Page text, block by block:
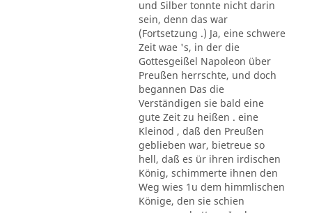
und Silber tonnte nicht darin
sein, denn das war
(Fortsetzung .) Ja, eine schwere
Zeit wae 's, in der die
Gottesgeißel Napoleon über
Preußen herrschte, und doch
begannen Das die
Verständigen sie bald eine
gute Zeit zu heißen . eine
Kleinod , daß den Preußen
geblieben war, bietreue so
hell, daß es ür ihren irdischen
König, schimmerte ihnen den
Weg wies 1u dem himmlischen
Könige, den sie schien